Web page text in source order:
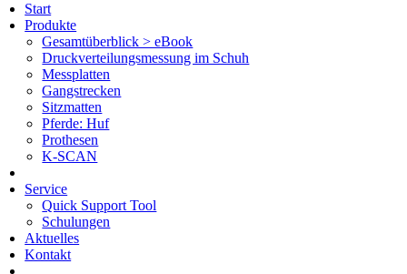
Start
Produkte
Gesamtüberblick > eBook
Druckverteilungsmessung im Schuh
Messplatten
Gangstrecken
Sitzmatten
Pferde: Huf
Prothesen
K-SCAN
Service
Quick Support Tool
Schulungen
Aktuelles
Kontakt